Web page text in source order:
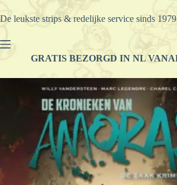
Ga
naar
De leukste strips & redelijke service sinds
GRATIS BEZORGD IN NL